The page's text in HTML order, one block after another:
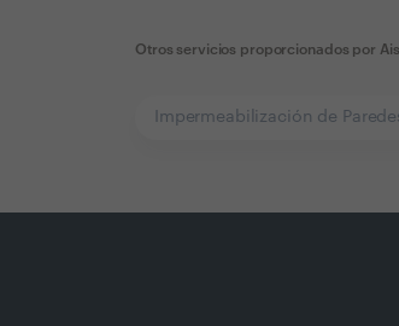
Otros servicios proporcionados por
Impermeabilización de